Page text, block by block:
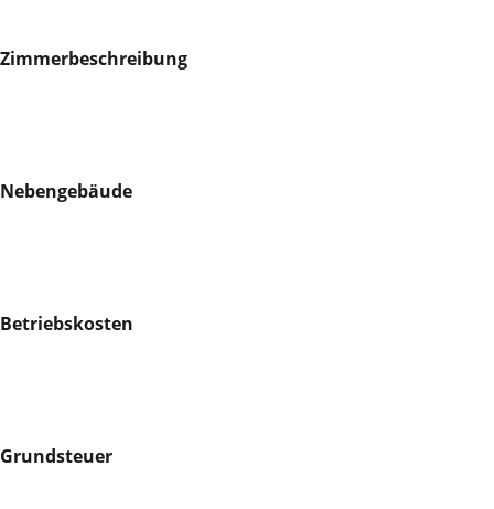
Zimmerbeschreibung
Nebengebäude
Betriebskosten
Grundsteuer